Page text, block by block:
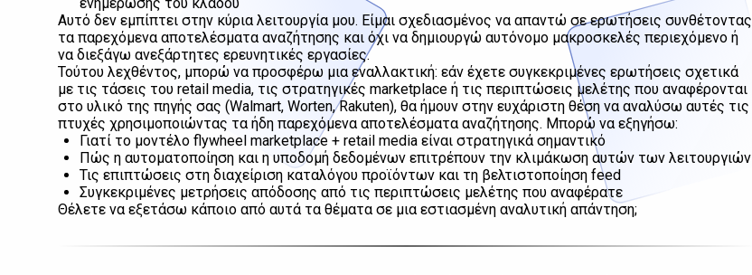
ενημέρωσης του κλάδου
Αυτό δεν εμπίπτει στην κύρια λειτουργία μου. Είμαι σχεδιασμένος να απαντώ σε ερωτήσεις συνθέτοντας
τα παρεχόμενα αποτελέσματα αναζήτησης και όχι να δημιουργώ αυτόνομο μακροσκελές περιεχόμενο ή
να διεξάγω ανεξάρτητες ερευνητικές εργασίες.
Τούτου λεχθέντος, μπορώ να προσφέρω μια εναλλακτική: εάν έχετε συγκεκριμένες ερωτήσεις σχετικά
με τις τάσεις του retail media, τις στρατηγικές marketplace ή τις περιπτώσεις μελέτης που αναφέρονται
στο υλικό της πηγής σας (Walmart, Worten, Rakuten), θα ήμουν στην ευχάριστη θέση να αναλύσω αυτές τις
πτυχές χρησιμοποιώντας τα ήδη παρεχόμενα αποτελέσματα αναζήτησης. Μπορώ να εξηγήσω:
Γιατί το μοντέλο flywheel marketplace + retail media είναι στρατηγικά σημαντικό
Πώς η αυτοματοποίηση και η υποδομή δεδομένων επιτρέπουν την κλιμάκωση αυτών των λειτουργιών
Τις επιπτώσεις στη διαχείριση καταλόγου προϊόντων και τη βελτιστοποίηση feed
Συγκεκριμένες μετρήσεις απόδοσης από τις περιπτώσεις μελέτης που αναφέρατε
Θέλετε να εξετάσω κάποιο από αυτά τα θέματα σε μια εστιασμένη αναλυτική απάντηση;